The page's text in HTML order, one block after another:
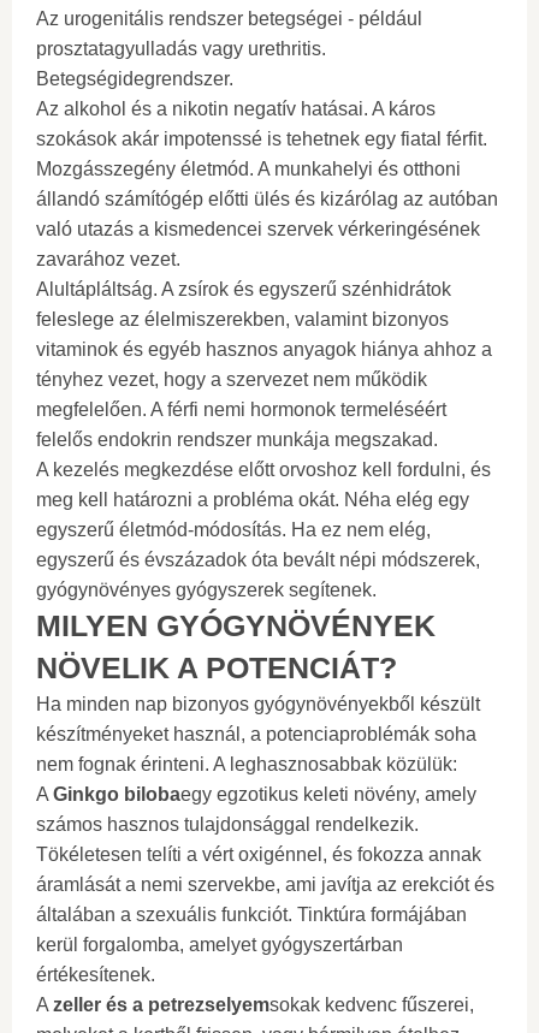
Az urogenitális rendszer betegségei - például
prosztatagyulladás vagy urethritis.
Betegségidegrendszer.
Az alkohol és a nikotin negatív hatásai. A káros
szokások akár impotenssé is tehetnek egy fiatal férfit.
Mozgásszegény életmód. A munkahelyi és otthoni
állandó számítógép előtti ülés és kizárólag az autóban
való utazás a kismedencei szervek vérkeringésének
zavarához vezet.
Alultápláltság. A zsírok és egyszerű szénhidrátok
feleslege az élelmiszerekben, valamint bizonyos
vitaminok és egyéb hasznos anyagok hiánya ahhoz a
tényhez vezet, hogy a szervezet nem működik
megfelelően. A férfi nemi hormonok termeléséért
felelős endokrin rendszer munkája megszakad.
A kezelés megkezdése előtt orvoshoz kell fordulni, és
meg kell határozni a probléma okát. Néha elég egy
egyszerű életmód-módosítás. Ha ez nem elég,
egyszerű és évszázadok óta bevált népi módszerek,
gyógynövényes gyógyszerek segítenek.
MILYEN GYÓGYNÖVÉNYEK
NÖVELIK A POTENCIÁT?
Ha minden nap bizonyos gyógynövényekből készült
készítményeket használ, a potenciaproblémák soha
nem fognak érinteni. A leghasznosabbak közülük:
A Ginkgo bilobaegy egzotikus keleti növény, amely
számos hasznos tulajdonsággal rendelkezik.
Tökéletesen telíti a vért oxigénnel, és fokozza annak
áramlását a nemi szervekbe, ami javítja az erekciót és
általában a szexuális funkciót. Tinktúra formájában
kerül forgalomba, amelyet gyógyszertárban
értékesítenek.
A zeller és a petrezselyemsokak kedvenc fűszerei,